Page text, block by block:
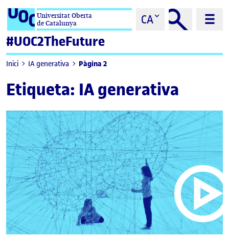
Saltar al contingutUniversitat Oberta
de Catalunya
CA
#UOC2TheFuture
Inici IA generativa Pàgina 2
Etiqueta: IA generativa